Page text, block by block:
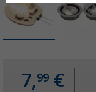
7,99 €